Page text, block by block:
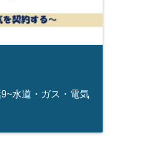
水道・ガス・電気